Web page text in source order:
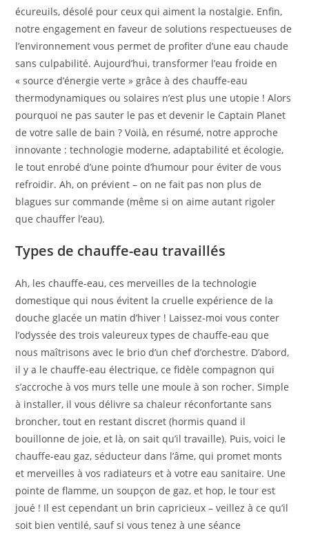
écureuils, désolé pour ceux qui aiment la nostalgie. Enfin,
notre engagement en faveur de solutions respectueuses de
l’environnement vous permet de profiter d’une eau chaude
sans culpabilité. Aujourd’hui, transformer l’eau froide en
« source d’énergie verte » grâce à des chauffe-eau
thermodynamiques ou solaires n’est plus une utopie ! Alors
pourquoi ne pas sauter le pas et devenir le Captain Planet
de votre salle de bain ? Voilà, en résumé, notre approche
innovante : technologie moderne, adaptabilité et écologie,
le tout enrobé d’une pointe d’humour pour éviter de vous
refroidir. Ah, on prévient – on ne fait pas non plus de
blagues sur commande (même si on aime autant rigoler
que chauffer l’eau).
Types de chauffe-eau travaillés
Ah, les chauffe-eau, ces merveilles de la technologie
domestique qui nous évitent la cruelle expérience de la
douche glacée un matin d’hiver ! Laissez-moi vous conter
l’odyssée des trois valeureux types de chauffe-eau que
nous maîtrisons avec le brio d’un chef d’orchestre. D’abord,
il y a le chauffe-eau électrique, ce fidèle compagnon qui
s’accroche à vos murs telle une moule à son rocher. Simple
à installer, il vous délivre sa chaleur réconfortante sans
broncher, tout en restant discret (hormis quand il
bouillonne de joie, et là, on sait qu’il travaille). Puis, voici le
chauffe-eau gaz, séducteur dans l’âme, qui promet monts
et merveilles à vos radiateurs et à votre eau sanitaire. Une
pointe de flamme, un soupçon de gaz, et hop, le tour est
joué ! Il est cependant un brin capricieux – veillez à ce qu’il
soit bien ventilé, sauf si vous tenez à une séance